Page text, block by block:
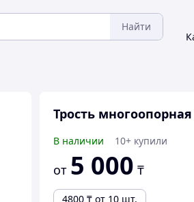
Найти
Трость многоопорная
В наличии
10+ купили
от 5 000 ₸
4800 ₸ от 10 шт.